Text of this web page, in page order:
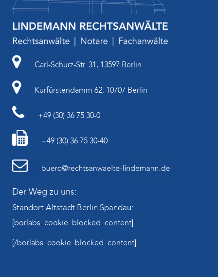
Carl-Schurz-Str. 31, 13597 Berlin
Kurfürstendamm 62, 10707 Berlin
+49 (30) 36 75 30-0
+49 (30) 36 75 30-40
Der Weg zu uns:
Standort Altstadt Berlin Spandau:
[borlabs_cookie_blocked_content]
[/borlabs_cookie_blocked_content]